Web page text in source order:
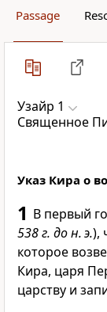
Passage
Узайр 1
Священное
Указ Кира о
1 В первый
538 г. до н. э.),
которое
Кира, царя
царству и